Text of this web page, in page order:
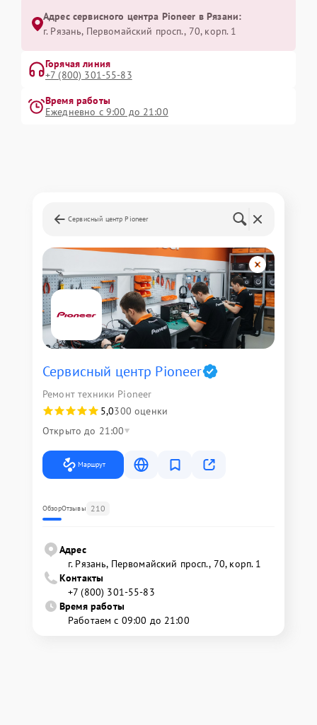
Адрес сервисного центра Pioneer в Рязани:
г. Рязань, Первомайский просп., 70, корп. 1
Горячая линия
+7 (800) 301-55-83
Время работы
Ежедневно с 9:00 до 21:00
Сервисный центр Pioneer
Сервисный центр Pioneer
Ремонт техники Pioneer
5,0300 оценки
Открыто до 21:00
Маршрут
ОбзорОтзывы 210
Адрес
г. Рязань, Первомайский просп., 70, корп. 1
Контакты
+7 (800) 301-55-83
Время работы
Работаем с 09:00 до 21:00